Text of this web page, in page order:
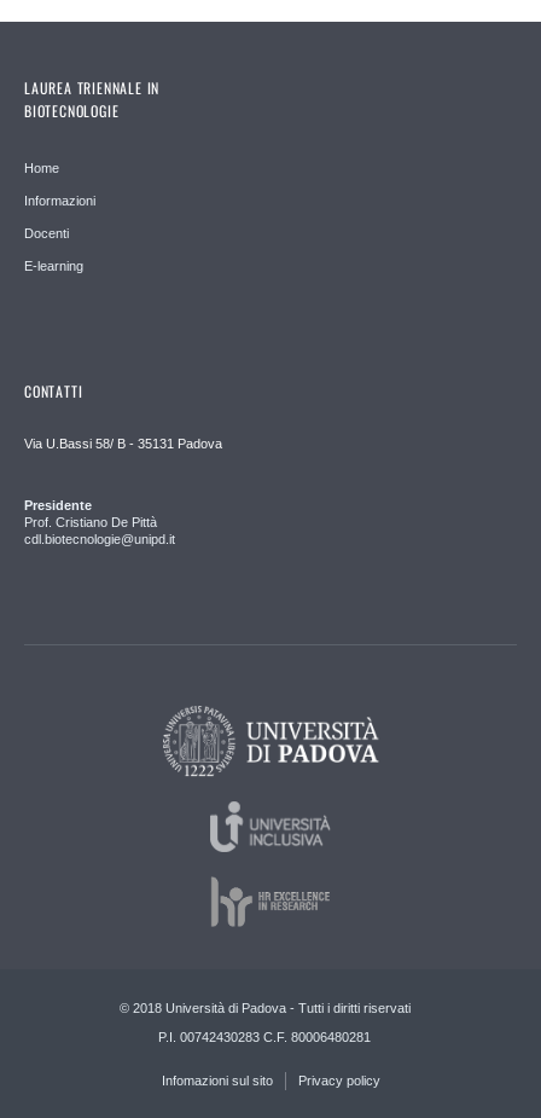
LAUREA TRIENNALE IN
BIOTECNOLOGIE
Home
Informazioni
Docenti
E-learning
CONTATTI
Via U.Bassi 58/ B - 35131 Padova
Presidente
Prof. Cristiano De Pittà
cdl.biotecnologie@unipd.it
© 2018 Università di Padova - Tutti i diritti riservati
P.I. 00742430283 C.F. 80006480281
Infomazioni sul sito Privacy policy